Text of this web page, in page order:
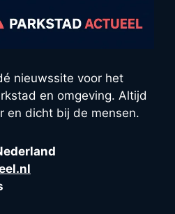
nieuwssite voor het
en omgeving. Altijd
en dicht bij de mensen.